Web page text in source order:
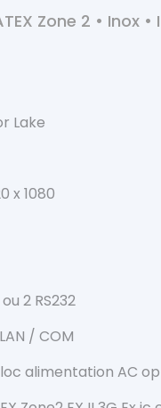
Zone 2 • Inox •
Lake
x 1080
2 RS232
/ COM
alimentation AC